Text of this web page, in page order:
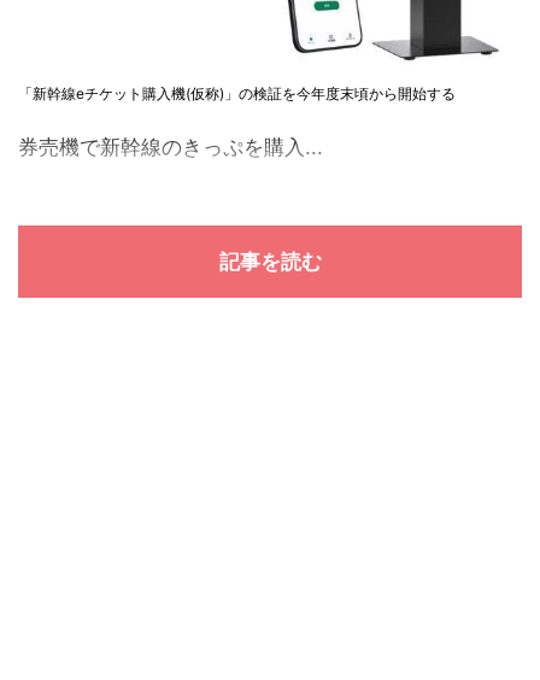
「新幹線eチケット購入機(仮称)」の検証を今年度末頃から開始する
券売機で新幹線のきっぷを購入...
記事を読む